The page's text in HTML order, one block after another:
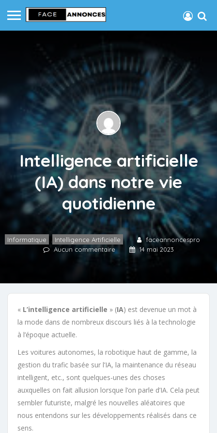
Intelligence artificielle
(IA) dans notre vie
quotidienne
Informatique Intelligence Artificielle faceannoncespro
Aucun commentaire 14 mai 2023
« L’intelligence artificielle » (IA) est devenue un mot à
la mode dans de nombreux discours liés à la technologie
à l’époque actuelle.
Les voitures autonomes, la robotique haut de gamme, la
gestion du trafic basée sur l’IA, la maintenance du réseau
intelligent, etc., sont quelques-unes des choses
auxquelles on fait allusion lorsque l’on parle d’IA. Cela peut
sembler futuriste, malgré les nouvelles aléatoires que
nous entendons sur les développements réalisés dans ce
sens.